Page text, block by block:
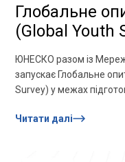
Глобальне
(Global Youth
Education
ЮНЕСКО разом із
запускає Глобальне
Survey) у межах
Читати далі